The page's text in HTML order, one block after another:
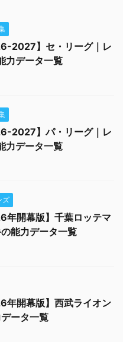
2027】セ・リーグ｜レ
力データ一覧
2027】パ・リーグ｜レ
力データ一覧
ズ
年開幕版】千葉ロッテマ
能力データ一覧
年開幕版】西武ライオン
ータ一覧